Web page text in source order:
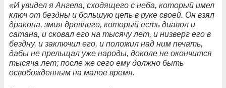
«И увидел я Ангела, сходящего с неба, который имел
ключ от бездны и большую цепь в руке своей. Он взял
дракона, змия древнего, который есть диавол и
сатана, и сковал его на тысячу лет, и низверг его в
бездну, и заключил его, и положил над ним печать,
дабы не прельщал уже народы, доколе не окончится
тысяча лет; после же сего ему должно быть
освобожденным на малое время.